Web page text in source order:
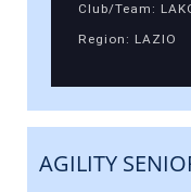
Club/Team:
Region: LAZIO
AGILITY